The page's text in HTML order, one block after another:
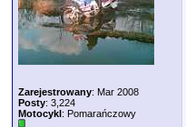
Zarejestrowany: Mar 2008
Posty: 3,224
Motocykl: Pomarańczowy